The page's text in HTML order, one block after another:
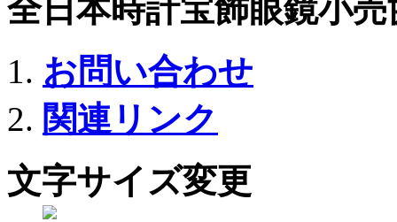
全日本時計宝飾眼鏡小
お問い合わせ
関連リンク
文字サイズ変更